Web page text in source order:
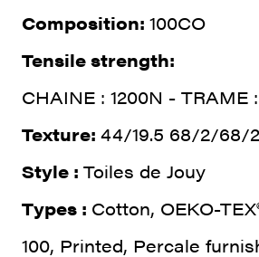
Composition: 100CO
Tensile strength:
CHAINE : 1200N - TRAME
Texture: 44/19.5 68/2/68/2
Style : Toiles de Jouy
Types : Cotton, OEKO-
100, Printed, Percale